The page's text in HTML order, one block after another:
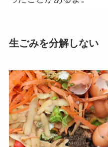
生ごみを分解しない